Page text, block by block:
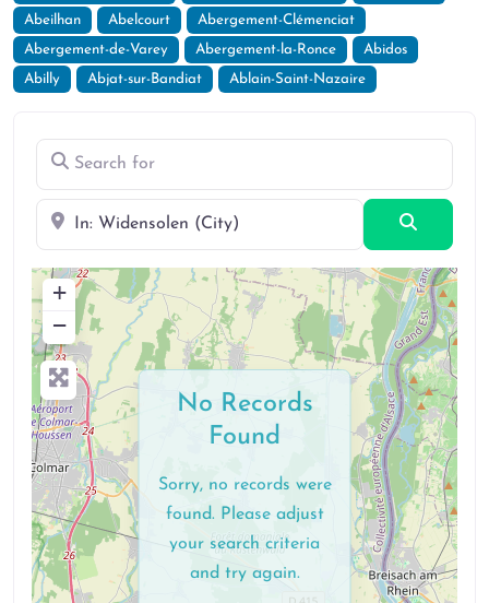
Search for
Near
+
−
No Records
Found
Sorry, no records were
found. Please adjust
your search criteria
and try again.
Abeilhan Abelcourt Abergement-Clémenciat
Abergement-de-Varey Abergement-la-Ronce Abidos
Abilly Abjat-sur-Bandiat Ablain-Saint-Nazaire